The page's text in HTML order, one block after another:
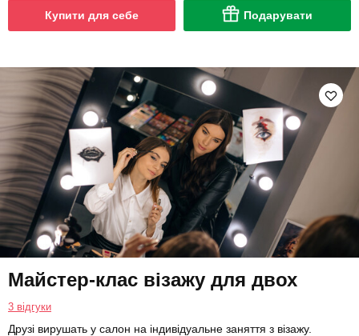
Купити для себе Подарувати
Майстер-клас візажу для двох
3 відгуки
Друзі вирушать у салон на індивідуальне заняття з візажу.